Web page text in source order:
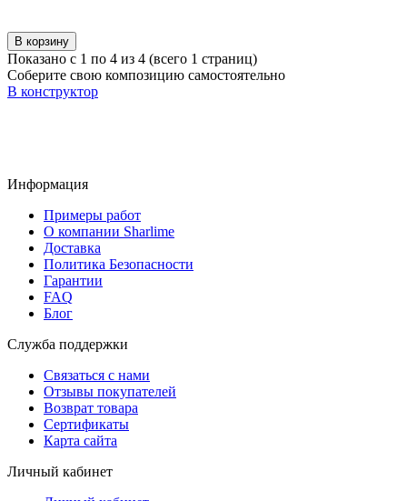
В корзину
Показано с 1 по 4 из 4 (всего 1 страниц)
Соберите свою композицию самостоятельно
В конструктор
Информация
Примеры работ
О компании Sharlime
Доставка
Политика Безопасности
Гарантии
FAQ
Блог
Служба поддержки
Связаться с нами
Отзывы покупателей
Возврат товара
Сертификаты
Карта сайта
Личный кабинет